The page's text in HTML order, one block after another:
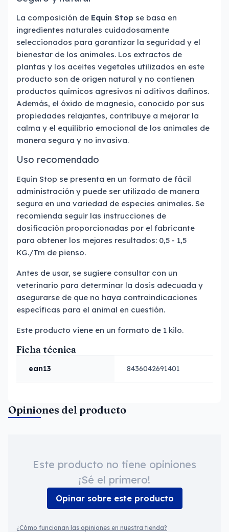
La composición de Equin Stop se basa en
ingredientes naturales cuidadosamente
seleccionados para garantizar la seguridad y el
bienestar de los animales. Los extractos de
plantas y los aceites vegetales utilizados en este
producto son de origen natural y no contienen
productos químicos agresivos ni aditivos dañinos.
Además, el óxido de magnesio, conocido por sus
propiedades relajantes, contribuye a mejorar la
calma y el equilibrio emocional de los animales de
manera segura y no invasiva.
Uso recomendado
Equin Stop se presenta en un formato de fácil
administración y puede ser utilizado de manera
segura en una variedad de especies animales. Se
recomienda seguir las instrucciones de
dosificación proporcionadas por el fabricante
para obtener los mejores resultados: 0,5 - 1,5
KG./Tm de pienso.
Antes de usar, se sugiere consultar con un
veterinario para determinar la dosis adecuada y
asegurarse de que no haya contraindicaciones
específicas para el animal en cuestión.
Este producto viene en un formato de 1 kilo.
Ficha técnica
ean13 8436042691401
Opiniones del producto
Este producto no tiene opiniones
¡Sé el primero!
Opinar sobre este producto
¿Cómo funcionan las opiniones en nuestra tienda?